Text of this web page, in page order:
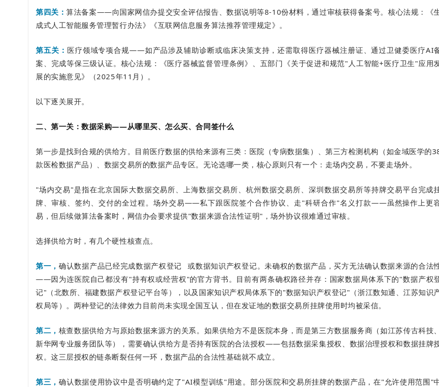
第四关：算法备案——向国家网信办提交安全评估报告、数据说明等8-10份材料，通过审核获得备案号。核心法规：《
成式人工智能服务管理暂行办法》《互联网信息服务算法推荐管理规定》。
第五关： 医疗领域专项合规——如产品涉及辅助诊断或临床决策支持，还需取得医疗器械注册证、通过卫健委医疗AI
案、完成等保三级认证。核心法规：《医疗器械监督管理条例》、五部门《关于促进和规范"人工智能+医疗卫生"应用
展的实施意见》（2025年11月）。
以下逐关展开。
二、第一关：数据采购——从哪里买、怎么买、合同签什么
第一步是找到合规的供给方。目前医疗数据的供给来源有三类：医院（专病数据集）、第三方检测机构（如金域医学的
款医检数据产品）、数据交易所的数据产品专区。无论选哪一类，核心原则只有一个：走场内交易，不要走场外。
"场内交易"是指在北京国际大数据交易所、上海数据交易所、杭州数据交易所、深圳数据交易所等持牌交易平台完成
牌、审核、签约、交付的全过程。场外交易——私下跟医院签个合作协议、走"科研合作"名义打款——虽然操作上更
易，但后续做算法备案时，网信办会要求提供"数据来源合法性证明"，场外协议很难通过审核。
选择供给方时，有几个硬性核查点。
第一，确认数据产品已经完成数据产权登记
或数据知识产权登记。未确权的数据产品，买方无法确认数据来源的合法
——因为连医院自己都没有"持有权或经营权"的官方背书。目前有两条确权路径并存：国家数据局体系下的"数据产权
记"（北数所、福建数据产权登记平台等），以及国家知识产权局体系下的"数据知识产权登记"（浙江数知通、江苏知识
权局等）。两种登记的法律效力目前尚未实现全国互认，但在发证地的数据交易所挂牌使用时均被采信。
第二， 核查数据供给方与原始数据来源方的关系。如果供给方不是医院本身，而是第三方数据服务商（如江苏传古科技、
新华网专业服务团队等），需要确认供给方是否持有医院的合法授权——包括数据采集授权、数据治理授权和数据挂牌
权。这三层授权的链条断裂任何一环，数据产品的合法性基础就不成立。
第三，确认数据使用协议中是否明确约定了"AI模型训练"用途。部分医院和交易所挂牌的数据产品，在"允许使用范围"